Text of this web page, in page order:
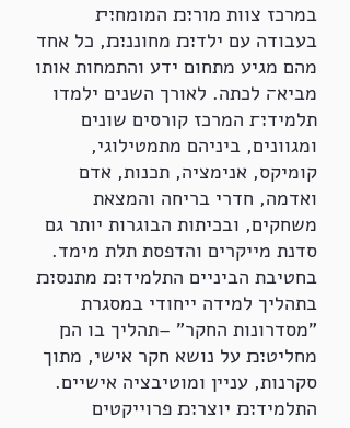
במרכז צוות מור׊׉ המומח׊׏
בעבודה עם ילד׊׉ מחוננ׊׉, כל אחד
מהם מגיע מתחום ידע והתמחות אותו
מביא׌ לכתה. לאורך השנים ילמדו
תלמיד׊׍ המרכז קורסים שונים
ומגוונים, ביניהם מתמטילוגי,
קומיקס, אנימציה, תכנות, אדם
ואדמה, חדרי בריחה והמצאת
משחקים, ובכיתות הבוגרות יותר גם
סדנת מייקרים והדפסת תלת מימד.
בחטיבת הביניים התלמיד׊׉ מתנס׊׉
בתהליך למידה ייחודי במסגרת
"מסדרונות החקר" –תהליך בו ה׋
מחליט׊׉ על נושא חקר אישי, מתוך
סקרנות, עניין ומוטיבציה אישיים.
התלמיד׊׉ יוצר׊׉ פרוייקטים